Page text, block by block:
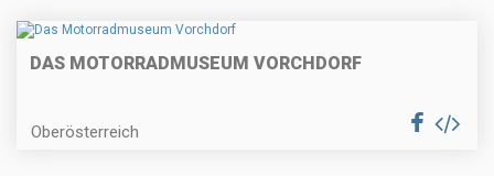
DAS MOTORRADMUSEUM VORCHDORF
Oberösterreich